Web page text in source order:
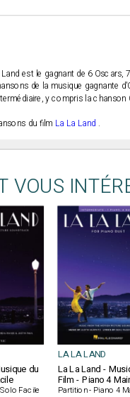
est le gagnant de 6 Oscars,
de la musique gagnante
y compris la chanson
du film La La Land .
VOUS
LA LA LAND
du
Facile
La La Land -
Film - Piano 4
Partition - Piano 4